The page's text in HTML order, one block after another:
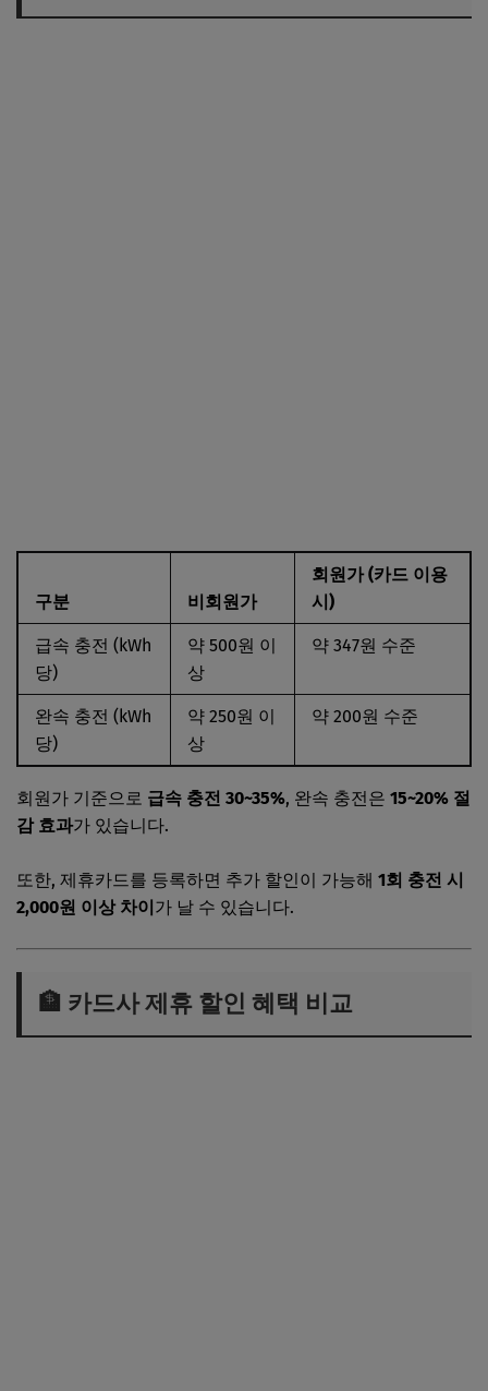
구분 비회원가
회원가 (카드 이용
시)
급속 충전 (kWh
당)
약 500원 이
상
약 347원 수준
완속 충전 (kWh
당)
약 250원 이
상
약 200원 수준
회원가 기준으로 급속 충전 30~35%, 완속 충전은 15~20% 절
감 효과가 있습니다.
또한, 제휴카드를 등록하면 추가 할인이 가능해 1회 충전 시
2,000원 이상 차이가 날 수 있습니다.
🏦 카드사 제휴 할인 혜택 비교